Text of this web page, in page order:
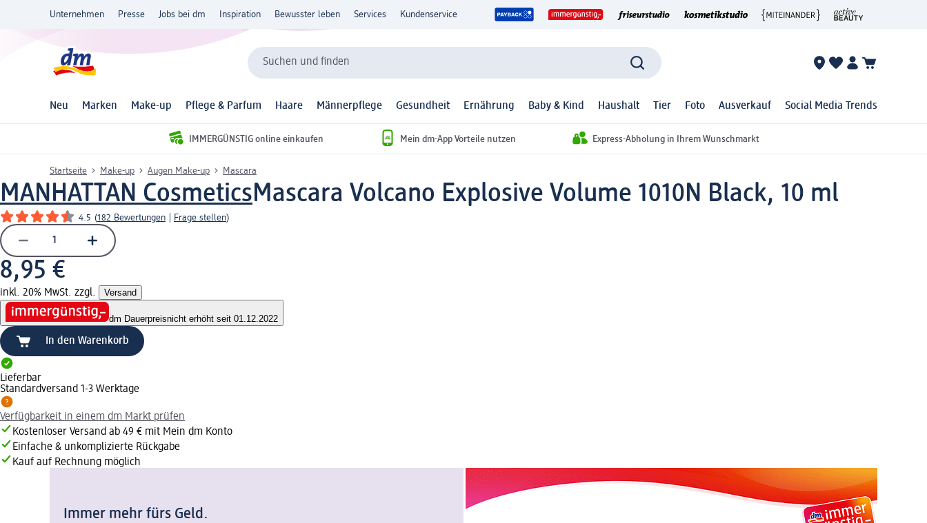
Unternehmen Presse Jobs bei dm Inspiration Bewusster leben Services Kundenservice
Suchen und finden
Neu Marken Make-up Pflege & Parfum Haare Männerpflege Gesundheit Ernährung Baby & Kind Haushalt Tier Foto Ausverkauf Social Media Trends
IMMERGÜNSTIG online einkaufen Mein dm-App Vorteile nutzen Express-Abholung in Ihrem Wunschmarkt
Startseite Make-up Augen Make-up Mascara
MANHATTAN CosmeticsMascara Volcano Explosive Volume 1010N Black, 10 ml
4.5 (182 Bewertungen Frage stellen)
8,95 €
inkl. 20% MwSt. zzgl. Versand
dm Dauerpreisnicht erhöht seit 01.12.2022
In den Warenkorb
Lieferbar
Standardversand 1-3 Werktage
Verfügbarkeit in einem dm Markt prüfen
Kostenloser Versand ab 49 € mit Mein dm Konto
Einfache & unkomplizierte Rückgabe
Kauf auf Rechnung möglich
Immer mehr fürs Geld.